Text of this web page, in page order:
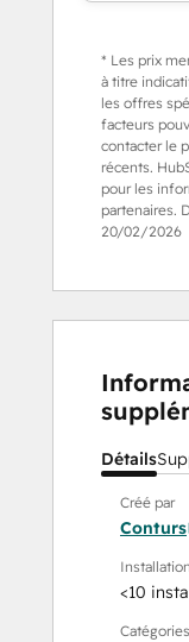
* Les prix
à titre
les offres
facteurs
contacter le
récents.
pour les
partenaires.
20/02/2026
Détails
Créé par
Conturs
Installation
<10
Catégories